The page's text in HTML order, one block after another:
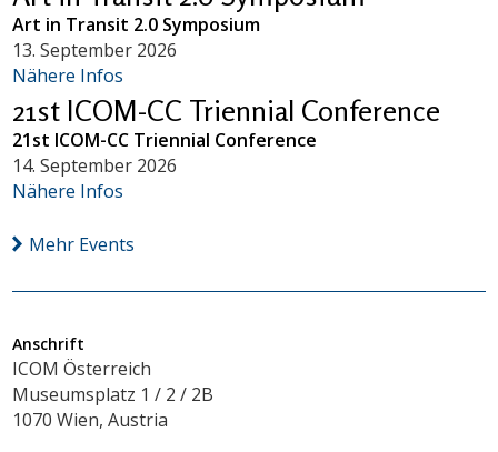
Art in Transit 2.0 Symposium
13. September 2026
Nähere Infos
21st ICOM-CC Triennial Conference
21st ICOM-CC Triennial Conference
14. September 2026
Nähere Infos
Mehr Events
Anschrift
ICOM Österreich
Museumsplatz 1 / 2 / 2B
1070 Wien, Austria